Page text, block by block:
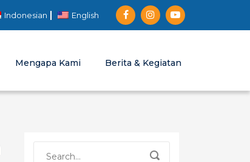
Indonesian English
Mengapa Kami Berita & Kegiatan